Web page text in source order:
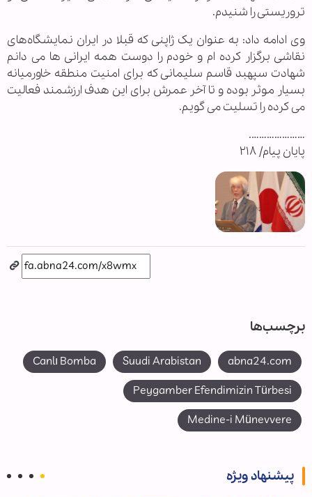
تروریستی را شنیدم.
وی ادامه داد: به عنوان یک ژاپنی که قبلا در ایران نمایشگاه‌های
نقاشی برگزار کرده ام و خودم را دوست همه ایرانی ها می دانم
شهادت سپهبد قاسم سلیمانی که برای امنیت منطقه خاورمیانه
بسیار موثر بوده و تا آخر عمرش برای این هدف ارزشمند فعالیت
می کرده را تسلیت می گویم.
………………….
پایان پیام/ ۲۱۸
برچسب‌ها
abna24.com
Suudi Arabistan
Canlı Bomba
Peygamber Efendimizin Türbesi
Medine-i Münevvere
پیشنهاد ویژه